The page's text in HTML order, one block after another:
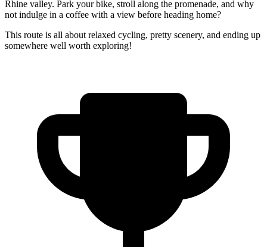
Rhine valley. Park your bike, stroll along the promenade, and why
not indulge in a coffee with a view before heading home?
This route is all about relaxed cycling, pretty scenery, and ending up
somewhere well worth exploring!